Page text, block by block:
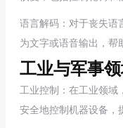
语言解码：对于丧失语
为文字或语音输出，帮
工业与军事
工业控制：在工业领域
安全地控制机器设备，